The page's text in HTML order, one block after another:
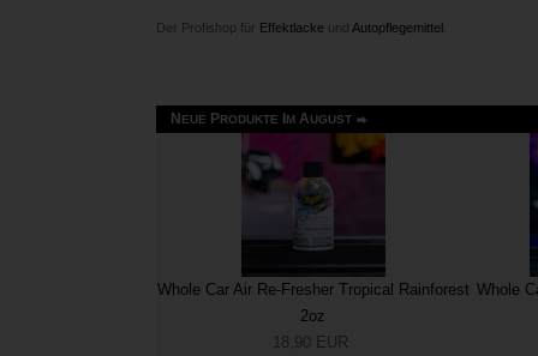
Der Profishop für Effektlacke und Autopflegemittel
N EUE PRODUKTE M AUGUST
Whole Car Air Re-Fresher Tropical Rainforest
2oz
18,90 EUR
Whole